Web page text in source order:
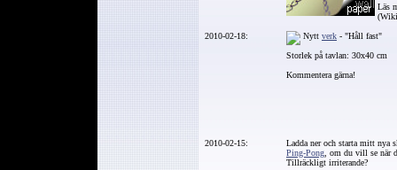
Läs
2010-02-18:
Nytt verk - "Håll fast"
Storlek på tavlan: 30x40 cm
Kommentera gärna!
2010-02-15:
Ladda ner och starta mitt nya
Ping-Pong , om du vill se när
Tillräckligt irriterande?